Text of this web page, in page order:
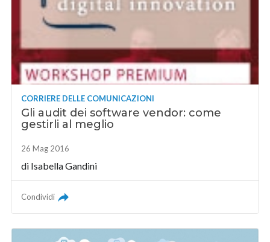
CORRIERE DELLE COMUNICAZIONI
Gli audit dei software vendor: come
gestirli al meglio
26 Mag 2016
di Isabella Gandini
Condividi